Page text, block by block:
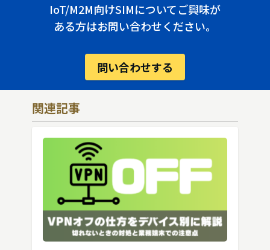
IoT/M2M向けSIMについてご興味が
ある方はお問い合わせください。
問い合わせする
関連記事